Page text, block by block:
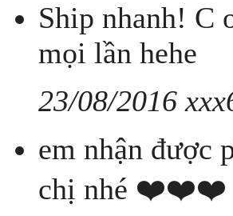
Ship nhanh! C
mọi lần hehe
23/08/2016
em nhận được
chị nhé ❤️❤️❤️